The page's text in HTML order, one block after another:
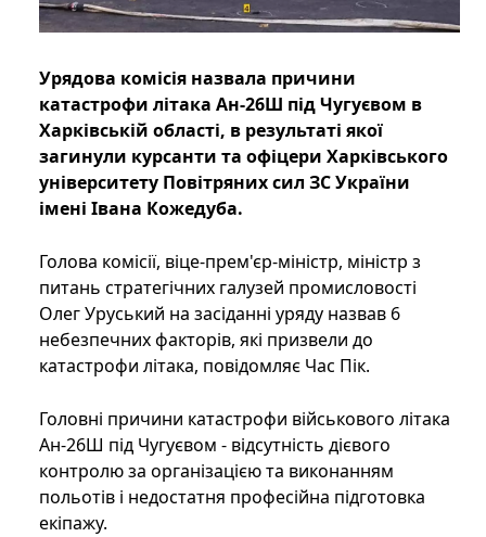
Урядова комісія назвала причини
катастрофи літака Ан-26Ш під Чугуєвом в
Харківській області, в результаті якої
загинули курсанти та офіцери Харківського
університету Повітряних сил ЗС України
імені Івана Кожедуба.
Голова комісії, віце-прем'єр-міністр, міністр з
питань стратегічних галузей промисловості
Олег Уруський на засіданні уряду назвав 6
небезпечних факторів, які призвели до
катастрофи літака, повідомляє Час Пік.
Головні причини катастрофи військового літака
Ан-26Ш під Чугуєвом - відсутність дієвого
контролю за організацією та виконанням
польотів і недостатня професійна підготовка
екіпажу.